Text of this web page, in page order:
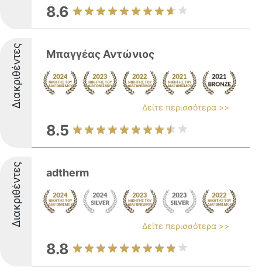
8.6
Διακριθέντες Μπαγγέας Αντώνιος
Δείτε περισσότερα >>
8.5
Διακριθέντες adtherm
Δείτε περισσότερα >>
8.8